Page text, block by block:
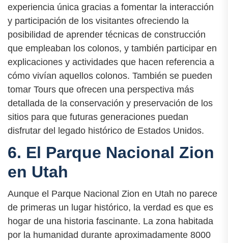
experiencia única gracias a fomentar la interacción
y participación de los visitantes ofreciendo la
posibilidad de aprender técnicas de construcción
que empleaban los colonos, y también participar en
explicaciones y actividades que hacen referencia a
cómo vivían aquellos colonos. También se pueden
tomar Tours que ofrecen una perspectiva más
detallada de la conservación y preservación de los
sitios para que futuras generaciones puedan
disfrutar del legado histórico de Estados Unidos.
6. El Parque Nacional Zion
en Utah
Aunque el Parque Nacional Zion en Utah no parece
de primeras un lugar histórico, la verdad es que es
hogar de una historia fascinante. La zona habitada
por la humanidad durante aproximadamente 8000